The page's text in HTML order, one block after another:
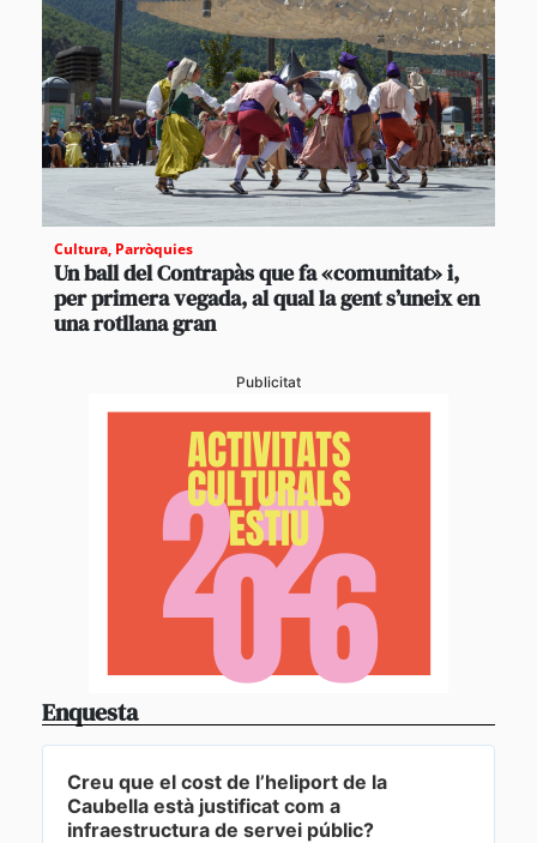
Cultura, Parròquies
Un ball del Contrapàs que fa «comunitat» i,
per primera vegada, al qual la gent s’uneix en
una rotllana gran
Publicitat
Enquesta
Creu que el cost de l’heliport de la
Caubella està justificat com a
infraestructura de servei públic?